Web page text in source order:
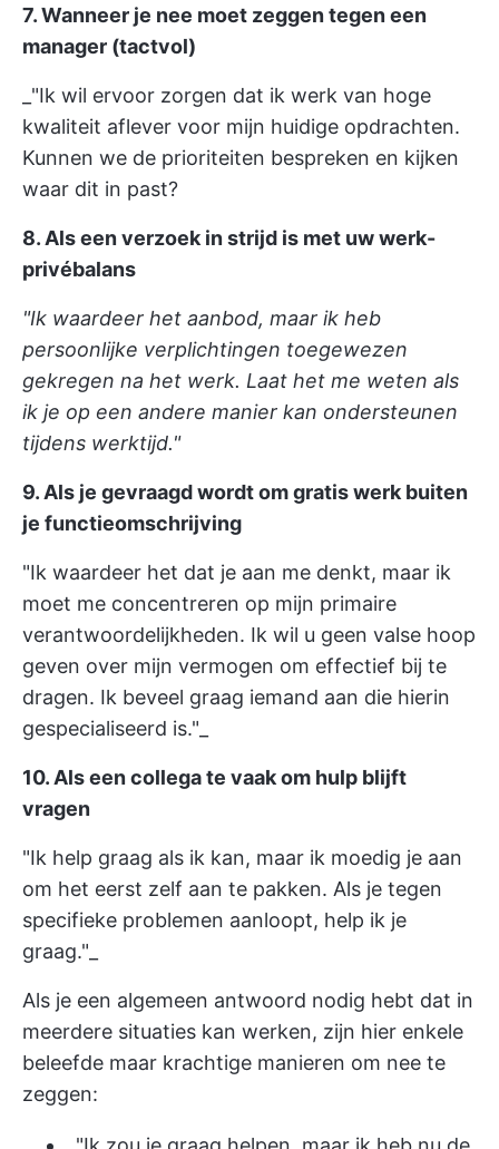
7. Wanneer je nee moet zeggen tegen een
manager (tactvol)
_"Ik wil ervoor zorgen dat ik werk van hoge
kwaliteit aflever voor mijn huidige opdrachten.
Kunnen we de prioriteiten bespreken en kijken
waar dit in past?
8. Als een verzoek in strijd is met uw werk-
privébalans
"Ik waardeer het aanbod, maar ik heb
persoonlijke verplichtingen toegewezen
gekregen na het werk. Laat het me weten als
ik je op een andere manier kan ondersteunen
tijdens werktijd."
9. Als je gevraagd wordt om gratis werk buiten
je functieomschrijving
"Ik waardeer het dat je aan me denkt, maar ik
moet me concentreren op mijn primaire
verantwoordelijkheden. Ik wil u geen valse hoop
geven over mijn vermogen om effectief bij te
dragen. Ik beveel graag iemand aan die hierin
gespecialiseerd is."_
10. Als een collega te vaak om hulp blijft
vragen
"Ik help graag als ik kan, maar ik moedig je aan
om het eerst zelf aan te pakken. Als je tegen
specifieke problemen aanloopt, help ik je
graag."_
Als je een algemeen antwoord nodig hebt dat in
meerdere situaties kan werken, zijn hier enkele
beleefde maar krachtige manieren om nee te
zeggen: